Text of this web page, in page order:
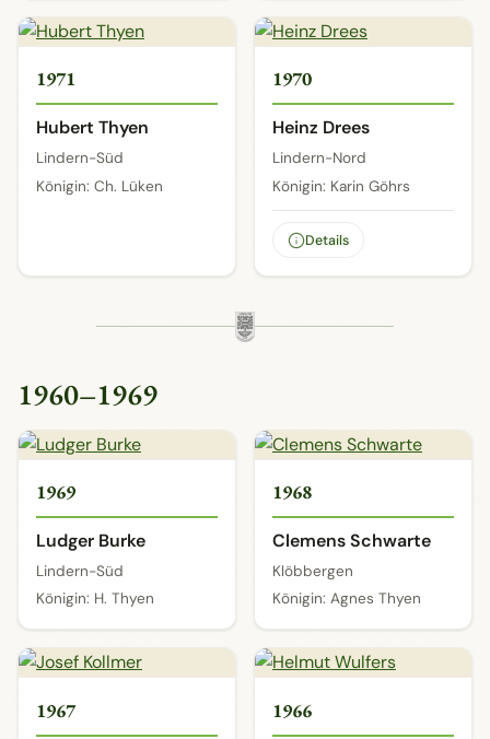
1971
Hubert Thyen
Lindern-Süd
Königin: Ch. Lüken
1970
Heinz Drees
Lindern-Nord
Königin: Karin Göhrs
Details
1960–1969
1969
Ludger Burke
Lindern-Süd
Königin: H. Thyen
1968
Clemens Schwarte
Klöbbergen
Königin: Agnes Thyen
1967 1966